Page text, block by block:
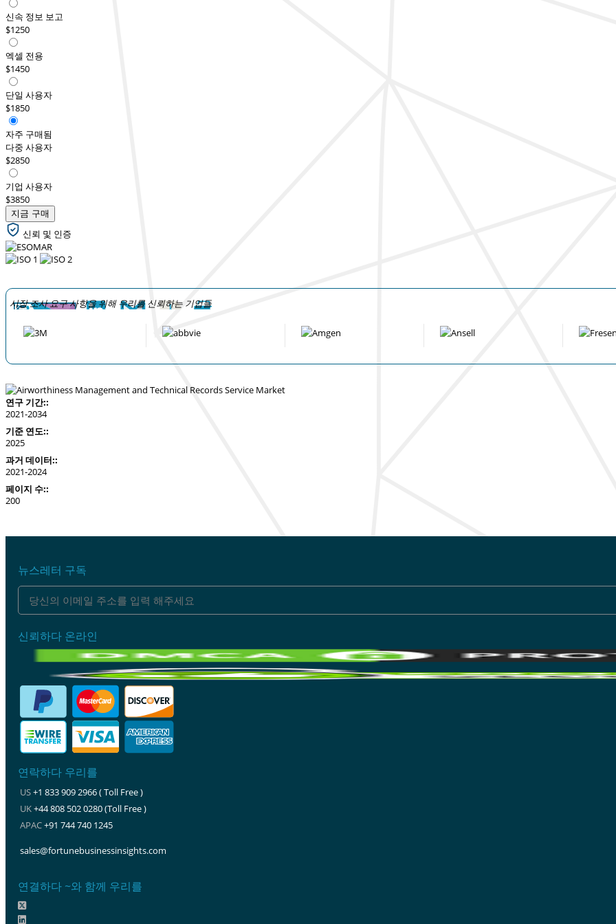
신속 정보 보고
$1250
엑셀 전용
$1450
단일 사용자
$1850
자주 구매됨
다중 사용자
$2850
기업 사용자
$3850
지금 구매
신뢰 및 인증
시장 조사 요구 사항을 위해 우리를 신뢰하는 기업들
연구 기간::
2021-2034
기준 연도::
2025
과거 데이터::
2021-2024
페이지 수::
200
뉴스레터 구독
신뢰하다 온라인
연락하다 우리를
US+1 833 909 2966 ( Toll Free )
UK+44 808 502 0280 (Toll Free )
APAC+91 744 740 1245
sales@fortunebusinessinsights.com
연결하다 ~와 함께 우리를